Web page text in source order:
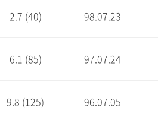
2.7 (40) 98.07.23
6.1 (85) 97.07.24
9.8 (125) 96.07.05